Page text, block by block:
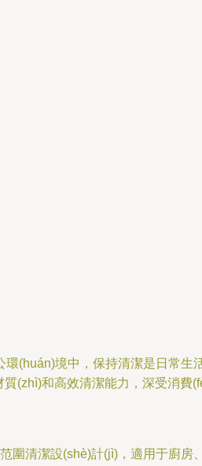
環(huán)境中，保持清潔是日常
(zhì)和高效清潔能力，深受消費
圍清潔設(shè)計(jì)，適用于廚